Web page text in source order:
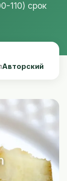
110) срок
Авторский